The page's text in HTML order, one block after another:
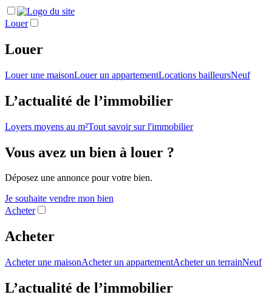
Louer
Louer
Louer une maisonLouer un appartementLocations bailleursNeuf
L’actualité de l’immobilier
Loyers moyens au m²Tout savoir sur l'immobilier
Vous avez un bien à louer ?
Déposez une annonce pour votre bien.
Je souhaite vendre mon bien
Acheter
Acheter
Acheter une maisonAcheter un appartementAcheter un terrainNeuf
L’actualité de l’immobilier